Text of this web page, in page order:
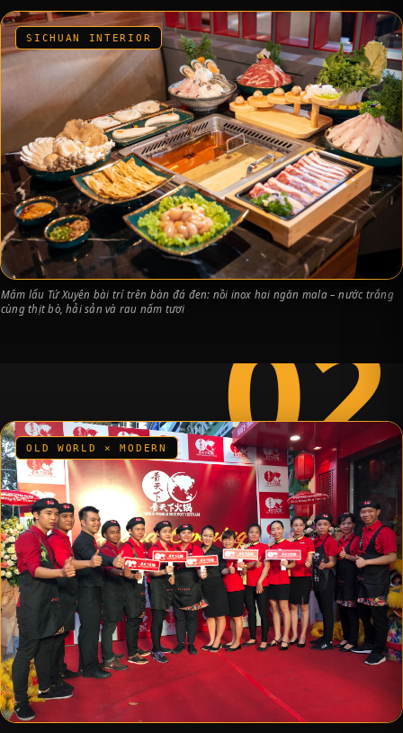
SICHUAN INTERIOR
Mâm lẩu Tứ Xuyên bài trí trên bàn đá đen: nồi inox hai ngăn mala – nước trắng
cùng thịt bò, hải sản và rau nấm tươi
02
OLD WORLD × MODERN